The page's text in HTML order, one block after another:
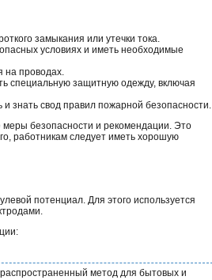
замыкания или утечки тока.
условиях и иметь необходимые
на проводах.
специальную защитную одежду, включая
знать свод правил пожарной безопасности.
меры безопасности и рекомендации. Это
работникам следует иметь хорошую
потенциал. Для этого используется
метод для бытовых и